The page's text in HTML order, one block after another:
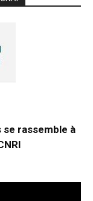
se rassemble à